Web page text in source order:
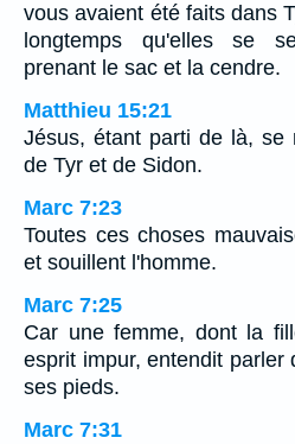
vous avaient été faits dans
longtemps qu'elles se
prenant le sac et la cendre.
Matthieu 15:21
Jésus, étant parti de là, se
de Tyr et de Sidon.
Marc 7:23
Toutes ces choses
et souillent l'homme.
Marc 7:25
Car une femme, dont la
esprit impur, entendit parler
ses pieds.
Marc 7:31